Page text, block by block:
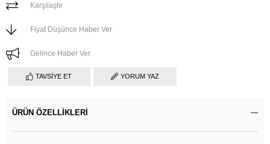
Karşılaştır
Fiyat Düşünce Haber Ver
Gelince Haber Ver
TAVSIYE ET YORUM YAZ
ÜRÜN ÖZELLIKLERI